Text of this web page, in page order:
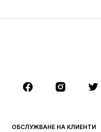
Аксесоари
НОВО
ОБСЛУЖВАНЕ НА КЛИЕНТИ